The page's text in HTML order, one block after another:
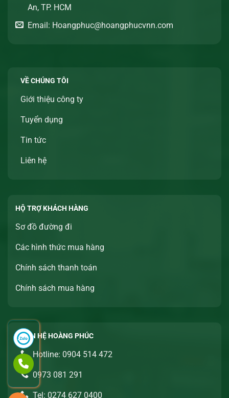
An, TP. HCM
Email: Hoangphuc@hoangphucvnn.com
VỀ CHÚNG TÔI
Giới thiệu công ty
Tuyển dụng
Tin tức
Liên hệ
HỘ TRỢ KHÁCH HÀNG
Sơ đồ đường đi
Các hình thức mua hàng
Chính sách thanh toán
Chính sách mua hàng
LIÊN HỆ HOÀNG PHÚC
Hotline: 0904 514 472
0973 081 291
Tel: 0274 627 0400